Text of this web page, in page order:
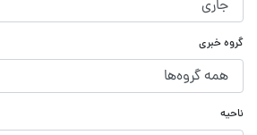
گروه خبری
ناحیه